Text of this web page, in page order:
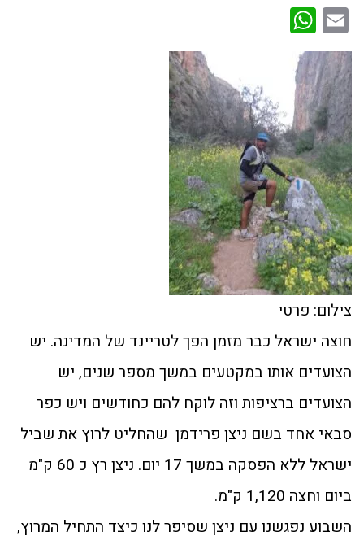
Email
צילום: פרטי
חוצה ישראל כבר מזמן הפך לטריינד של המדינה. יש
הצועדים אותו במקטעים במשך מספר שנים, יש
הצועדים ברציפות וזה לוקח להם כחודשים ויש כפר
סבאי אחד בשם ניצן פרידמן שהחליט לרוץ את שביל
ישראל ללא הפסקה במשך 17 יום. ניצן רץ כ 60 ק"מ
ביום וחצה 1,120 ק"מ.
השבוע נפגשנו עם ניצן שסיפר לנו כיצד התחיל המרוץ,